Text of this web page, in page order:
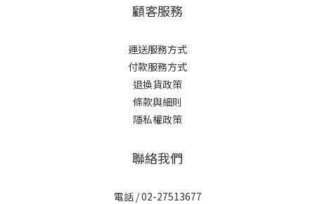
顧客服務
運送服務方式
付款服務方式
退換貨政策
條款與細則
隱私權政策
聯絡我們
電話 / 02-27513677